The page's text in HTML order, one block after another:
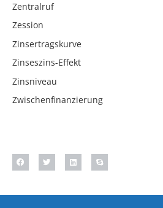
Zentralruf
Zession
Zinsertragskurve
Zinseszins-Effekt
Zinsniveau
Zwischenfinanzierung